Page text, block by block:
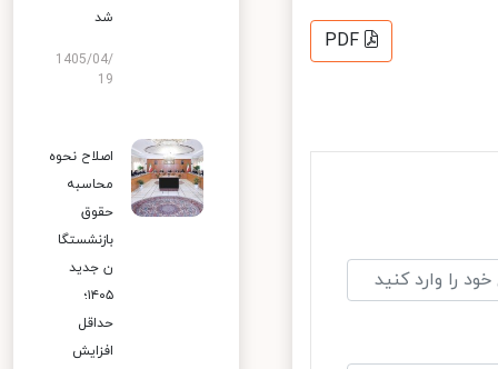
PDF
شد
1405/04/
19
اصلاح نحوه
محاسبه
حقوق
بازنشستگا
ن جدید
۱۴۰۵؛
حداقل
افزایش